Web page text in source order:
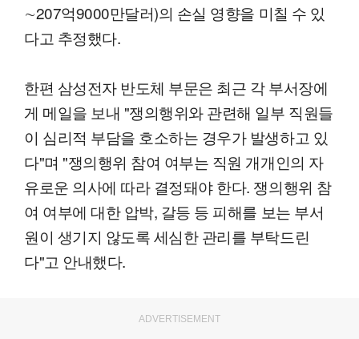
∼207억9000만달러)의 손실 영향을 미칠 수 있
다고 추정했다.
한편 삼성전자 반도체 부문은 최근 각 부서장에
게 메일을 보내 "쟁의행위와 관련해 일부 직원들
이 심리적 부담을 호소하는 경우가 발생하고 있
다"며 "쟁의행위 참여 여부는 직원 개개인의 자
유로운 의사에 따라 결정돼야 한다. 쟁의행위 참
여 여부에 대한 압박, 갈등 등 피해를 보는 부서
원이 생기지 않도록 세심한 관리를 부탁드린
다"고 안내했다.
ADVERTISEMENT